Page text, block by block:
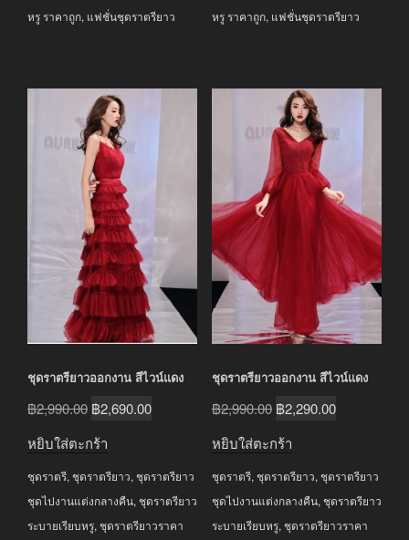
หรู ราคาถูก, แฟชั่นชุดราตรียาว
หรู ราคาถูก, แฟชั่นชุดราตรียาว
ชุดราตรียาวออกงาน สีไวน์แดง
฿2,990.00 Original
฿2,990.00.
฿2,690.00Current
฿2,690.00.
หยิบใส่ตะกร้า
ชุดราตรี, ชุดราตรียาว, ชุดราตรียาว
ชุดไปงานแต่งกลางคืน, ชุดราตรียาว
ระบายเรียบหรู, ชุดราตรียาวราคา
ชุดราตรียาวออกงาน สีไวน์แดง
฿2,990.00 Original
฿2,990.00.
฿2,290.00Current
฿2,290.00.
หยิบใส่ตะกร้า
ชุดราตรี, ชุดราตรียาว, ชุดราตรียาว
ชุดไปงานแต่งกลางคืน, ชุดราตรียาว
ระบายเรียบหรู, ชุดราตรียาวราคา